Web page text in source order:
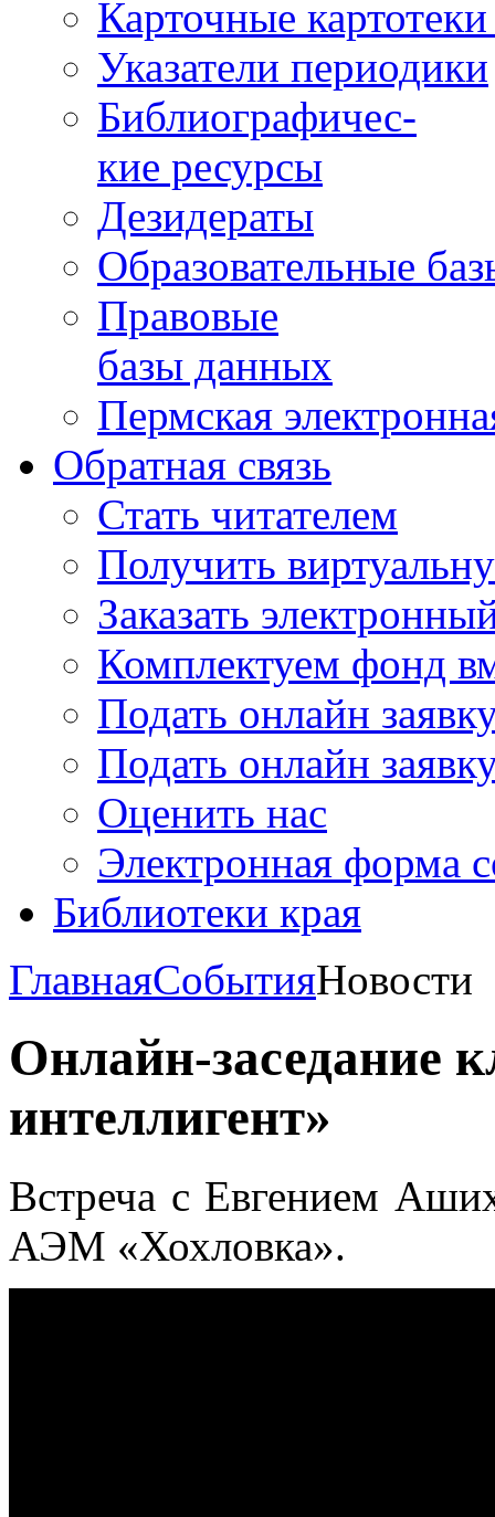
Карточные
Указатели периодики
Библиографичес-
кие ресурсы
Дезидераты
Образовательные
Правовые
базы данных
Пермская
Обратная связь
Стать читателем
Получить
Заказать
Комплектуем фонд
Подать онлайн
Подать онлайн
Оценить нас
Электронная форма
Библиотеки края
ГлавнаяСобытияНовости
Онлайн-заседание
интеллигент»
Встреча с Евгением
АЭМ «Хохловка».